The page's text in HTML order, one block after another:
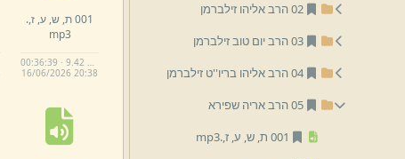
02 הרב אליהו זילברמן
03 הרב יום טוב זילברמן
04 הרב אליהו בריו''ט זילברמן
05 הרב אריה שפירא
001 ת,
ש, ע, ז,.
mp3
001 ת, ש, ע, ז,.
mp3
00:36:39 · 9.42 MB
16/06/2026 20:38